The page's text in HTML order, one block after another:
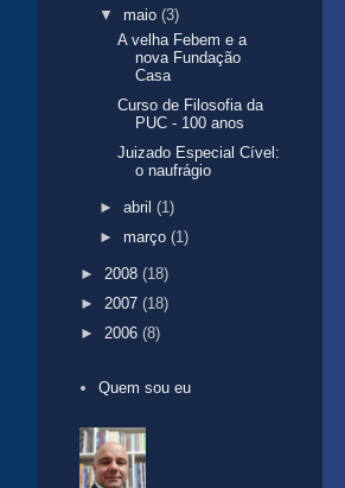
▼ maio (3)
A velha Febem e a
nova Fundação
Casa
Curso de Filosofia da
PUC - 100 anos
Juizado Especial Cível:
o naufrágio
► abril (1)
► março (1)
► 2008 (18)
► 2007 (18)
► 2006 (8)
Quem sou eu